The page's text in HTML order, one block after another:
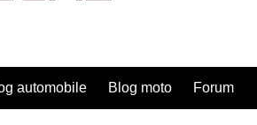
automobile Blog moto Forum